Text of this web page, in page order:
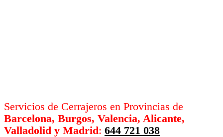
Servicios de Cerrajeros en Provincias de
Barcelona, Burgos, Valencia, Alicante,
Valladolid y Madrid: 644 721 038